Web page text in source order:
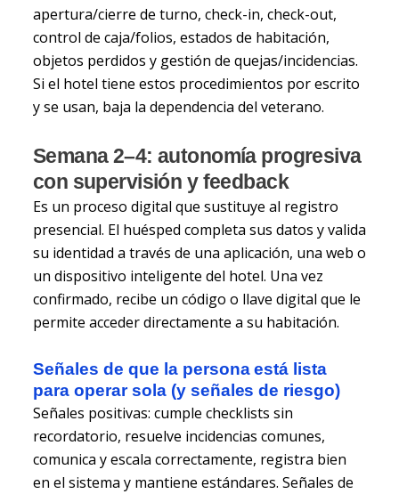
apertura/cierre de turno, check-in, check-out,
control de caja/folios, estados de habitación,
objetos perdidos y gestión de quejas/incidencias.
Si el hotel tiene estos procedimientos por escrito
y se usan, baja la dependencia del veterano.
Semana 2–4: autonomía progresiva
con supervisión y feedback
Es un proceso digital que sustituye al registro
presencial. El huésped completa sus datos y valida
su identidad a través de una aplicación, una web o
un dispositivo inteligente del hotel. Una vez
confirmado, recibe un código o llave digital que le
permite acceder directamente a su habitación.
Señales de que la persona está lista
para operar sola (y señales de riesgo)
Señales positivas: cumple checklists sin
recordatorio, resuelve incidencias comunes,
comunica y escala correctamente, registra bien
en el sistema y mantiene estándares. Señales de